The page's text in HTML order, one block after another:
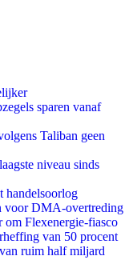
sparen vanaf
Taliban geen
niveau sinds
handelsoorlog
voor DMA-overtreding
Flexenergie-fiasco
van 50 procent
ruim half miljard